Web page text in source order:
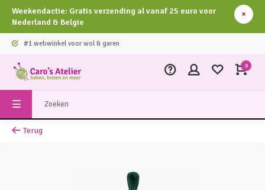
Weekendactie: Gratis verzending al vanaf 25 euro voor
Nederland & Belgie
#1 webwinkel voor wol & garen
0
Terug